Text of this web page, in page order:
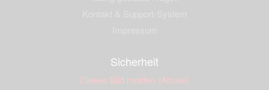
Sicherheit
Dieses Bild melden (Abuse)